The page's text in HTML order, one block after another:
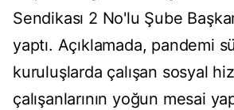
Sendikası 2 No'lu Şube
yaptı. Açıklamada, pandemi
kuruluşlarda çalışan sosyal
çalışanlarının yoğun mesai